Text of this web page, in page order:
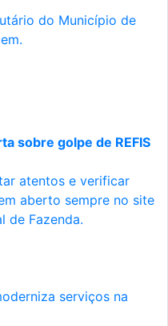
do Município de
sobre golpe de REFIS
atentos e verificar
aberto sempre no site
de Fazenda.
serviços na